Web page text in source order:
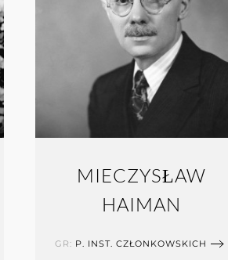
MIECZYSŁAW
HAIMAN
GR: P. INST. CZŁONKOWSKICH